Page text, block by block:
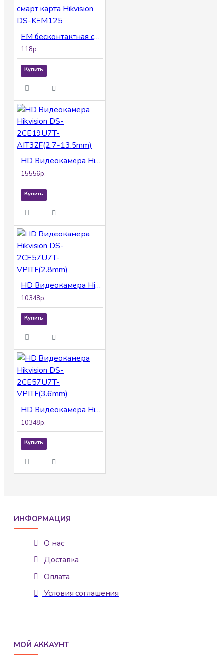
EM бесконтактная смарт карта Hikvision DS-KEM125
118р.
Купить
HD Видеокамера Hikvision DS-2CE19U7T-AIT3ZF(2.7-13.5mm)
15556р.
Купить
HD Видеокамера Hikvision DS-2CE57U7T-VPITF(2.8mm)
10348р.
Купить
HD Видеокамера Hikvision DS-2CE57U7T-VPITF(3.6mm)
10348р.
Купить
ИНФОРМАЦИЯ
О нас
Доставка
Оплата
Условия соглашения
МОЙ АККАУНТ